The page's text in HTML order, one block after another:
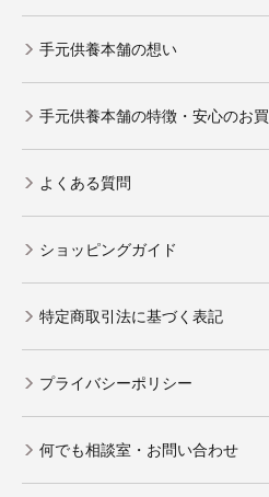
手元供養本舗の想い
手元供養本舗の特徴・安心のお
よくある質問
ショッピングガイド
特定商取引法に基づく表記
プライバシーポリシー
何でも相談室・お問い合わせ